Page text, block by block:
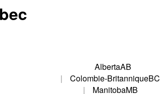
AlbertaAB
Colombie-BritanniqueBC
ManitobaMB